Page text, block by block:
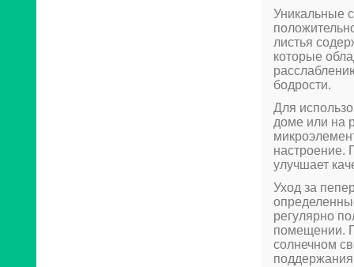
Уникальные
листья
которые
бодрости.
Для
доме или на
настроение.
улучшает
Уход за
регулярно
помещении.
солнечном